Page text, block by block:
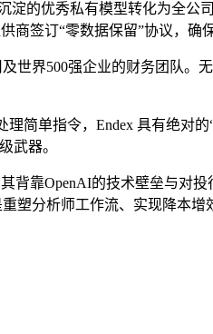
淀的优秀私有模型转化为全公
商签订“零数据保留”协议，确
世界500强企业的财务团队
简单指令，Endex 具有绝对
武器。
背靠OpenAI的技术壁垒与对
塑分析师工作流、实现降本增